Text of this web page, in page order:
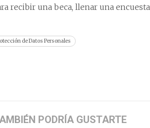
recibir una beca, llenar una
de Datos Personales
PODRÍA GUSTARTE